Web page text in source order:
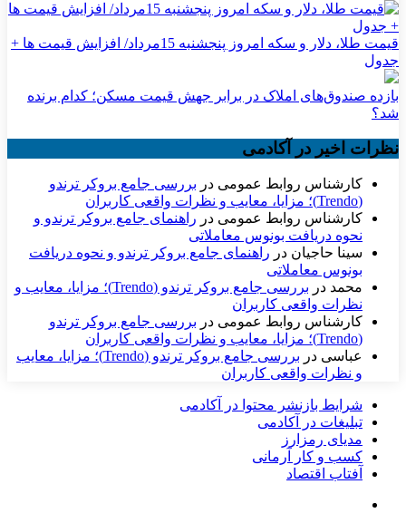
قیمت طلا، دلار و سکه امروز پنجشنبه 15مرداد/ افزایش قیمت ها +
جدول
بازده صندوق‌های املاک در برابر جهش قیمت مسکن؛ کدام برنده
شد؟
نظرات اخیر در آکادمی
کارشناس روابط عمومی در بررسی جامع بروکر ترندو
(Trendo)؛ مزایا، معایب و نظرات واقعی کاربران
کارشناس روابط عمومی در راهنمای جامع بروکر ترندو و
نحوه دریافت بونوس معاملاتی
سینا حاجیان در راهنمای جامع بروکر ترندو و نحوه دریافت
بونوس معاملاتی
محمد در
بررسی جامع بروکر ترندو (Trendo)؛ مزایا، معایب و
نظرات واقعی کاربران
کارشناس روابط عمومی در بررسی جامع بروکر ترندو
(Trendo)؛ مزایا، معایب و نظرات واقعی کاربران
عباسی در
بررسی جامع بروکر ترندو (Trendo)؛ مزایا، معایب
و نظرات واقعی کاربران
شرایط بازنشر محتوا در آکادمی
تبلیغات در آکادمی
مدیای رمزارز
کسب و کار آرمانی
آفتاب اقتصاد